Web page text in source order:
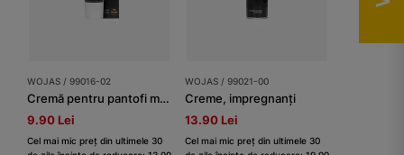
WOJAS / 99016-02
Cremă pentru pantofi maro 75 ml
9.90 Lei
Cel mai mic preț din ultimele 30
WOJAS / 99021-00
Creme, impregnanți
13.90 Lei
Cel mai mic preț din ultimele 30